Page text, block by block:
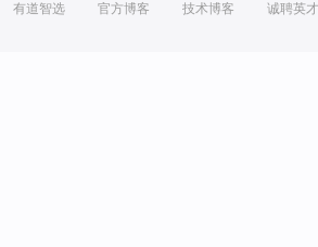
有道智选 官方博客 技术博客 诚聘英才